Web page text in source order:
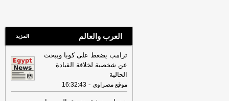
العرب والعالم المزيد
ترامب يضغط على كوبا ويبحث
عن شخصية لخلافة القيادة
الحالية
موقع مصراوي -
16:32:43